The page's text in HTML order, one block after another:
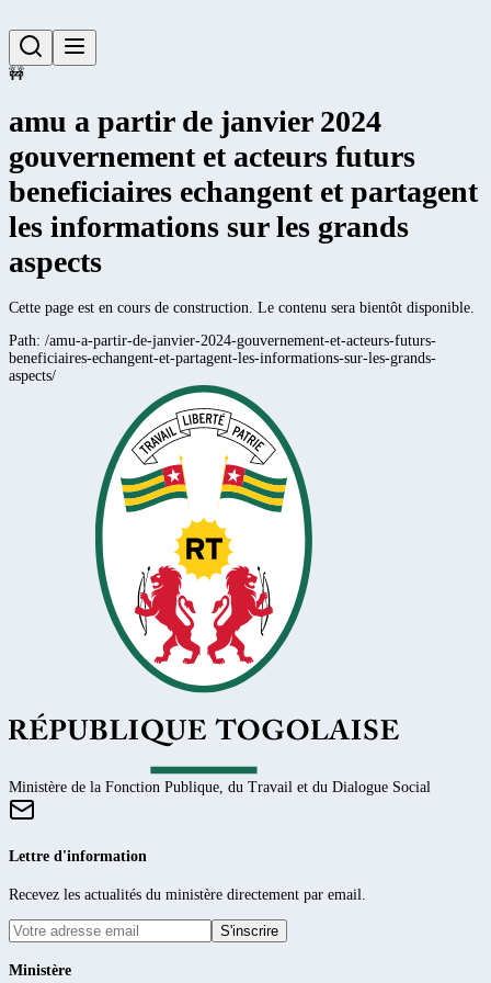
🚧
amu a partir de janvier 2024
gouvernement et acteurs futurs
beneficiaires echangent et partagent
les informations sur les grands
aspects
Cette page est en cours de construction. Le contenu sera bientôt disponible.
Path: /amu-a-partir-de-janvier-2024-gouvernement-et-acteurs-futurs-
beneficiaires-echangent-et-partagent-les-informations-sur-les-grands-
aspects/
Ministère de la Fonction Publique, du Travail et du Dialogue Social
Lettre d'information
Recevez les actualités du ministère directement par email.
S'inscrire
Ministère